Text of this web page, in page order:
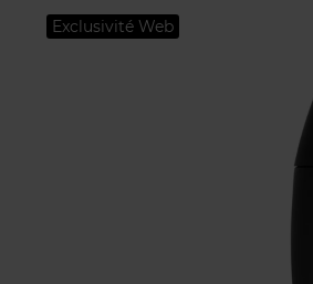
Exclusivité Web